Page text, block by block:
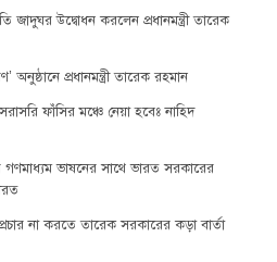
জাদুঘর উদ্বোধন করলেন প্রধানমন্ত্রী তারেক
অনুষ্ঠানে প্রধানমন্ত্রী তারেক রহমান
ফাঁসির মঞ্চে নেয়া হবেঃ নাহিদ
গণমাধ্যম ভাষনের সাথে ভারত সরকারের
না করতে তারেক সরকারের কড়া বার্তা